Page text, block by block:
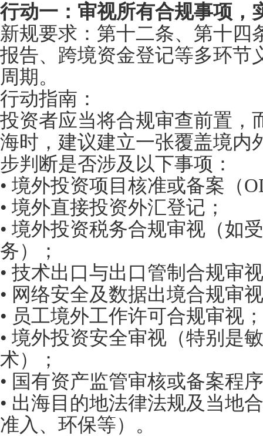
行动一：审视所有合规事项，
新规要求：第十二条、第十四
报告、跨境资金登记等多环节
周期。
行动指南：
投资者应当将合规审查前置，
海时，建议建立一张覆盖境内
步判断是否涉及以下事项：
• 境外投资项目核准或备案（
• 境外直接投资外汇登记；
• 境外投资税务合规审视（如
务）；
• 技术出口与出口管制合规审
• 网络安全及数据出境合规审
• 员工境外工作许可合规审视；
• 境外投资安全审视（特别是
术）；
• 国有资产监管审核或备案程
• 出海目的地法律法规及当地
准入、环保等）。